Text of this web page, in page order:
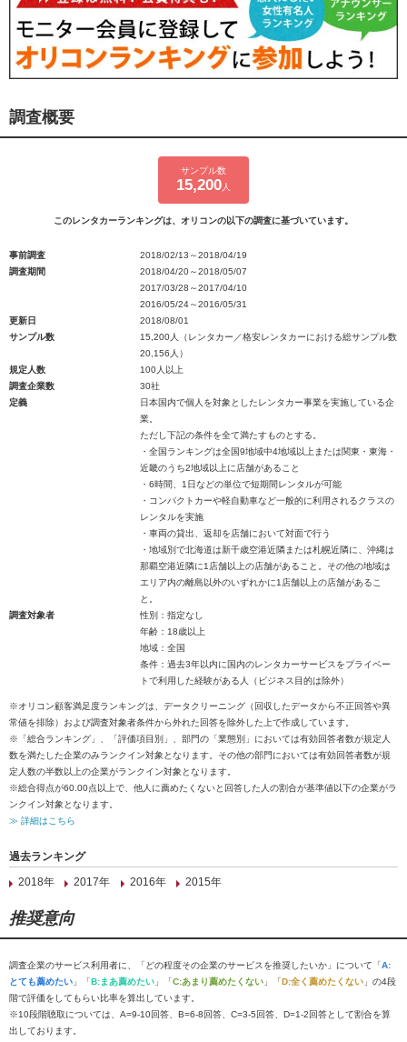
調査概要
サンプル数
15,200 人
このレンタカーランキングは、オリコンの以下の調査に基づいています。
事前調査
2018/02/13～2018/04/19
調査期間
2018/04/20～2018/05/07
2017/03/28～2017/04/10
2016/05/24～2016/05/31
更新日
2018/08/01
サンプル数
15,200人（レンタカー／格安レンタカーにおける総サンプル数
20,156人）
規定人数
100人以上
調査企業数
30社
定義
日本国内で個人を対象としたレンタカー事業を実施している企
業。
ただし下記の条件を全て満たすものとする。
・全国ランキングは全国9地域中4地域以上または関東・東海・
近畿のうち2地域以上に店舗があること
・6時間、1日などの単位で短期間レンタルが可能
・コンパクトカーや軽自動車など一般的に利用されるクラスの
レンタルを実施
・車両の貸出、返却を店舗において対面で行う
・地域別で北海道は新千歳空港近隣または札幌近隣に、沖縄は
那覇空港近隣に1店舗以上の店舗があること。その他の地域は
エリア内の離島以外のいずれかに1店舗以上の店舗があるこ
と。
調査対象者
性別：指定なし
年齢：18歳以上
地域：全国
条件：過去3年以内に国内のレンタカーサービスをプライベー
トで利用した経験がある人（ビジネス目的は除外）
※オリコン顧客満足度ランキングは、データクリーニング（回収したデータから不正回答や異
常値を排除）および調査対象者条件から外れた回答を除外した上で作成しています。
※「総合ランキング」、「評価項目別」、部門の「業態別」においては有効回答者数が規定人
数を満たした企業のみランクイン対象となります。その他の部門においては有効回答者数が規
定人数の半数以上の企業がランクイン対象となります。
※総合得点が60.00点以上で、他人に薦めたくないと回答した人の割合が基準値以下の企業がラ
ンクイン対象となります。
≫ 詳細はこちら
過去ランキング
2018年
2017年 2016年 2015年
推奨意向
調査企業のサービス利用者に、「どの程度その企業のサービスを推奨したいか」について「A:
とても薦めたい 」「B:まあ薦めたい 」「C:あまり薦めたくない 」「D:全く薦めたくない 」の4段
階で評価をしてもらい比率を算出しています。
※10段階聴取については、A=9-10回答、B=6-8回答、C=3-5回答、D=1-2回答として割合を算
出しております。